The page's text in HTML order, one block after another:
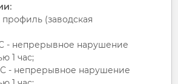
(заводская
- непрерывное нарушение
1 час;
- непрерывное нарушение